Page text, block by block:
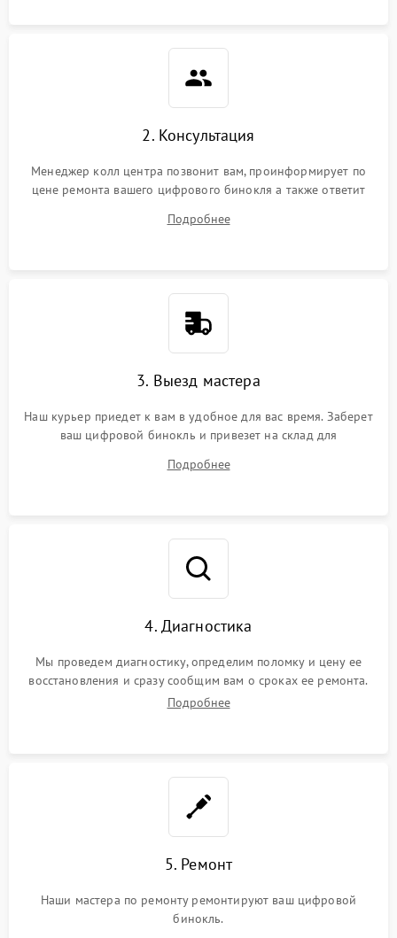
2. Консультация
Менеджер колл центра позвонит вам, проинформирует по
цене ремонта вашего цифрового бинокля а также ответит
Подробнее
3. Выезд мастера
Наш курьер приедет к вам в удобное для вас время. Заберет
ваш цифровой бинокль и привезет на склад для
Подробнее
4. Диагностика
Мы проведем диагностику, определим поломку и цену ее
восстановления и сразу сообщим вам о сроках ее ремонта.
Подробнее
5. Ремонт
Наши мастера по ремонту ремонтируют ваш цифровой
бинокль.